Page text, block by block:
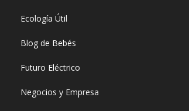
Ecología Útil
Blog de Bebés
Futuro Eléctrico
Negocios y Empresa